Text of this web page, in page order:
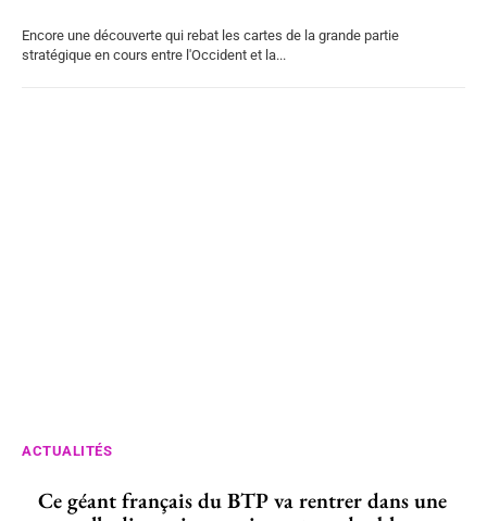
Encore une découverte qui rebat les cartes de la grande partie
stratégique en cours entre l'Occident et la...
ACTUALITÉS
Ce géant français du BTP va rentrer dans une